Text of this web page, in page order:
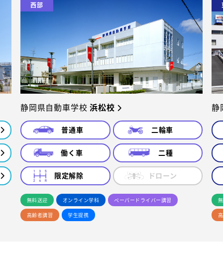
西部
静岡県自動車学校浜松校
普通車 二輪車
働く車 二種
限定解除 ドローン
無料送迎 オンライン学科
ペーパードライバー講習
高齢者講習
学生提携
静